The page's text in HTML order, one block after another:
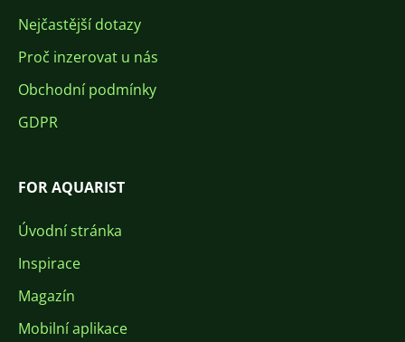
Nejčastější dotazy
Proč inzerovat u nás
Obchodní podmínky
GDPR
FOR AQUARIST
Úvodní stránka
Inspirace
Magazín
Mobilní aplikace